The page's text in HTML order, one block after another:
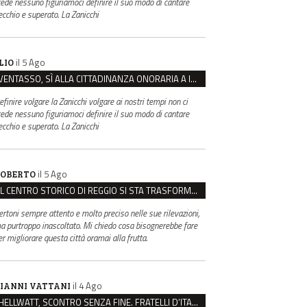
e superato. La Zanicchi
il 5 Ago
VENTASSO, SÌ ALLA CITTADINANZA ONORARIA A IVA ZANICCHI. MA BARGIACCHI: “È DI PESSIMO GUSTO”
volgare la Zanicchi volgare ai nostri tempi non ci
nessuno figuriamoci definire il suo modo di cantare
e superato. La Zanicchi
il 5 Ago
IL CENTRO STORICO DI REGGIO SI STA TRASFORMANDO, E NON IN MEGLIO
sempre attento e molto preciso nelle sue rilevazioni,
purtroppo inascoltato. Mi chiedo cosa bisognerebbe fare
migliorare questa città oramai alla frutta.
VATTANI il 4 Ago
HELLWATT, SCONTRO SENZA FINE. FRATELLI D’ITALIA: “MILANI PORTA DOCUMENTI, DE FRANCO INSULTI”